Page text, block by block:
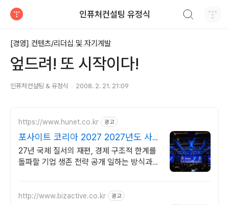
인퓨처컨설팅 유정식
[경영] 컨텐츠/리더십 및 자기계발
엎드려! 또 시작이다!
인퓨처컨설팅 & 유정식 2008. 2. 21. 21:09
https://www.hunet.co.kr 광고
포사이트 코리아 2027 2027년도 사
업계획 포럼
27년 국제 질서의 재편, 경제 구조적 한계를
돌파할 기업 생존 전략 공개 일하는 방식과
http://www.bizactive.co.kr 광고